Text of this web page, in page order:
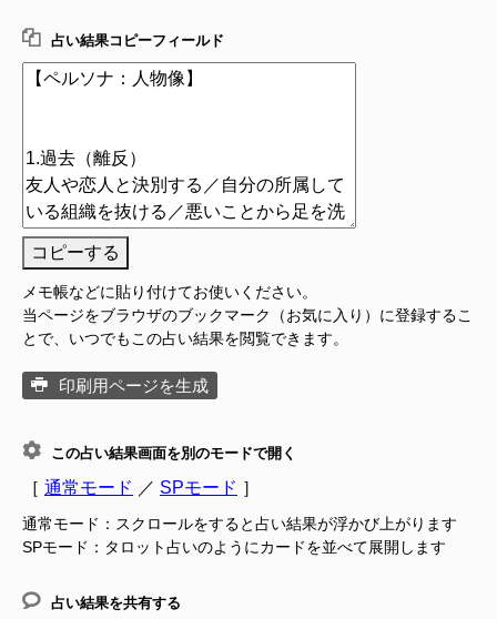
占い結果コピーフィールド
コピーする
メモ帳などに貼り付けてお使いください。
当ページをブラウザのブックマーク（お気に入り）に登録するこ
とで、いつでもこの占い結果を閲覧できます。
印刷用ページを生成
この占い結果画面を別のモードで開く
［ 通常モード ／ SPモード ］
通常モード：スクロールをすると占い結果が浮かび上がります
SPモード：タロット占いのようにカードを並べて展開します
占い結果を共有する